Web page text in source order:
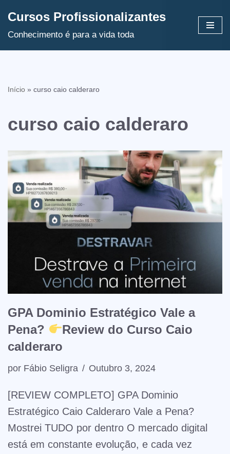
Avançar
Cursos Profissionalizantes
Conhecimento é para a vida toda
Início » curso caio calderaro
curso caio calderaro
GPA Dominio Estratégico Vale a
Pena?
Review do Curso Caio
calderaro
por Fábio Seligra Outubro 3, 2024
[REVIEW COMPLETO] GPA Dominio
Estratégico Caio Calderaro Vale a Pena?
Mostrei TUDO por dentro O mercado digital
está em constante evolução, e cada vez